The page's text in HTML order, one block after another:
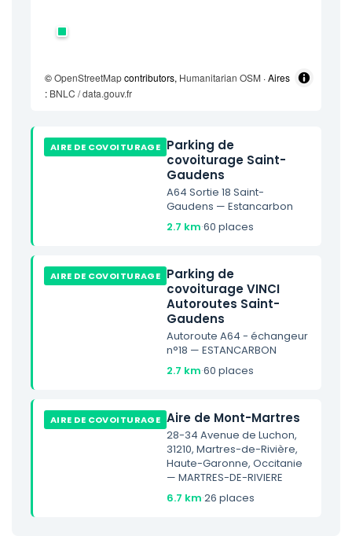
©OpenStreetMapcontributors, Humanitarian OSM · Aires
: BNLC / data.gouv.fr
AIRE DE COVOITURAGE Parking de
covoiturage Saint-
Gaudens
A64 Sortie 18 Saint-
Gaudens — Estancarbon
2.7 km·60 places
AIRE DE COVOITURAGE Parking de
covoiturage VINCI
Autoroutes Saint-
Gaudens
Autoroute A64 - échangeur
n°18 — ESTANCARBON
2.7 km·60 places
AIRE DE COVOITURAGE Aire de Mont-Martres
28-34 Avenue de Luchon,
31210, Martres-de-Rivière,
Haute-Garonne, Occitanie
— MARTRES-DE-RIVIERE
6.7 km·26 places